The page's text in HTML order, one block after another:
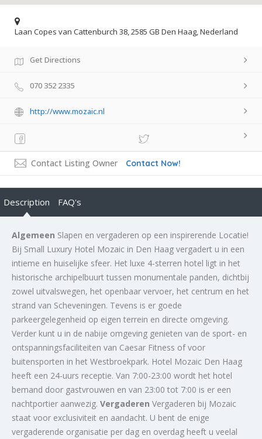
Laan Copes van Cattenburch 38, 2585 GB Den Haag, Nederland
Get Directions
070 352 2335
http://www.mozaic.nl
Contact Listing Owner Contact Now!
Description FAQ's
Algemeen Slapen en vergaderen op een inspirerende Locatie!
Bij Small Luxury Hotel Mozaic in Den Haag vergadert u in een
intieme en huiselijke sfeer. Het luxe 4-sterren hotel ligt in het
historische archipelbuurt tussen monumentale panden, dichtbij
zowel uitvalswegen, het openbaar vervoer, het centrum en het
strand van Scheveningen. Tevens is er goede
parkeergelegenheid op eigen terrein en directe omgeving.
Verder kunt u in de nabije omgeving genieten van de sport- en
ontspanningsfaciliteiten van Caesar Fitness of voor
buitensporten in het Westbroekpark. Hotel Mozaic Den Haag
heeft een 24-uurs receptie. Van 7:00-23:00 wordt het hotel
bemand door gastvrouwen en van 23:00 tot 7:00 is er een
nachtportier aanwezig. Vergaderen Vergaderen bij Mozaic
staat voor exclusiviteit en aandacht. U bent de enige
vergaderende organisatie per dag en overdag heeft u veelal